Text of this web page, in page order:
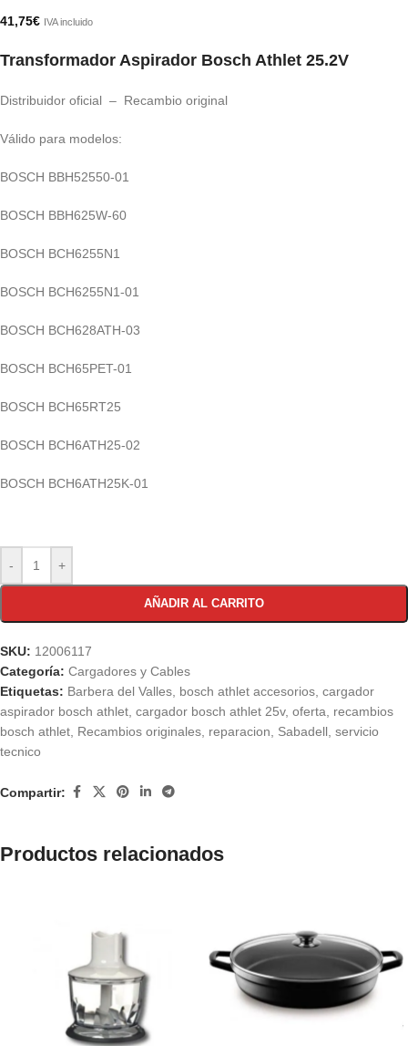
41,75€ IVA incluido
Transformador Aspirador Bosch Athlet 25.2V
Distribuidor oficial – Recambio original
Válido para modelos:
BOSCH BBH52550-01
BOSCH BBH625W-60
BOSCH BCH6255N1
BOSCH BCH6255N1-01
BOSCH BCH628ATH-03
BOSCH BCH65PET-01
BOSCH BCH65RT25
BOSCH BCH6ATH25-02
BOSCH BCH6ATH25K-01
- +
AÑADIR AL CARRITO
SKU: 12006117
Categoría: Cargadores y Cables
Etiquetas: Barbera del Valles, bosch athlet accesorios, cargador
aspirador bosch athlet, cargador bosch athlet 25v, oferta, recambios
bosch athlet, Recambios originales, reparacion, Sabadell, servicio
tecnico
Compartir:
Productos relacionados